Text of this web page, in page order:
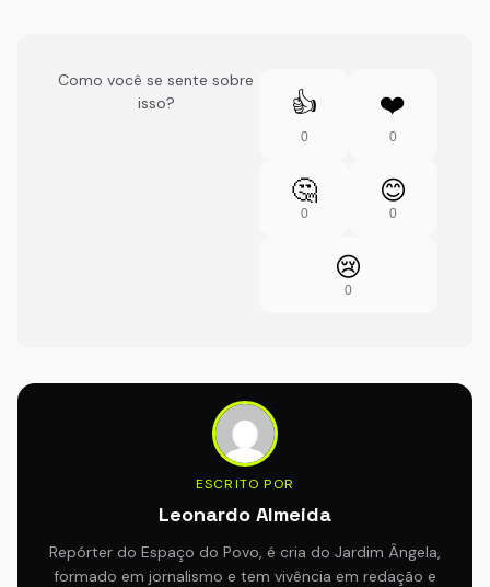
Como você se sente sobre
isso?
👍
0
❤️
0
🤔
0
😊
0
😢
0
ESCRITO POR
Leonardo Almeida
Repórter do Espaço do Povo, é cria do Jardim Ângela,
formado em jornalismo e tem vivência em redação e